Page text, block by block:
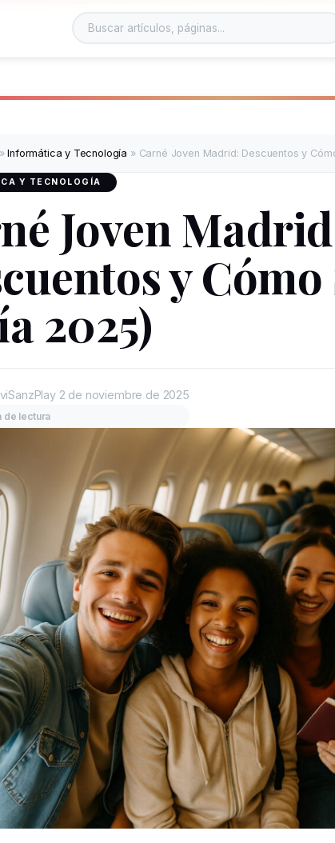
»Informática y Tecnología » Carné Joven Madrid: Descuentos y
Y TECNOLOGÍA
Joven
y
2025)
2 de noviembre de 2025
de lectura